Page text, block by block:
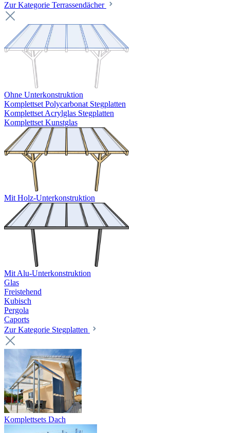
Zur Kategorie Terrassendächer
Ohne Unterkonstruktion
Komplettset Polycarbonat Stegplatten
Komplettset Acrylglas Stegplatten
Komplettset Kunstglas
Mit Holz-Unterkonstruktion
Mit Alu-Unterkonstruktion
Glas
Freistehend
Kubisch
Pergola
Caports
Zur Kategorie Stegplatten
Komplettsets Dach